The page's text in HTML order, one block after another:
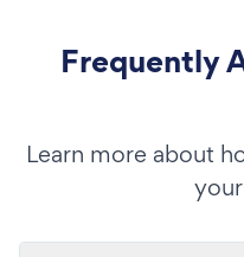
Frequently
Learn more about